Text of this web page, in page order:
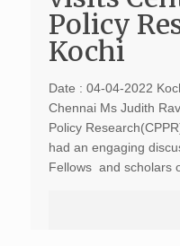
Policy
Kochi
Date : 04-04-2022
Chennai Ms Judith
Policy
had an engaging
Fellows and scholars